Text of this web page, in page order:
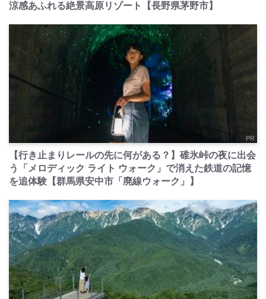
涼感あふれる絶景高原リゾート【長野県茅野市】
PR
【行き止まりレールの先に何がある？】碓氷峠の夜に出会
う「メロディック ライト ウォーク」で消えた鉄道の記憶
を追体験【群馬県安中市「廃線ウォーク」】